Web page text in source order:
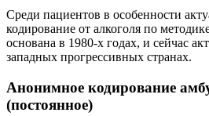
Среди пациентов в особенности
кодирование от алкоголя по
основана в 1980-х годах, и сейчас
западных прогрессивных странах.
Анонимное кодирование
(постоянное)